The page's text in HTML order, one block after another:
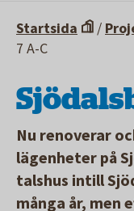
Startsida /
7 A-C
Nu renoverar
lägenheter på
talshus intill
många år, men